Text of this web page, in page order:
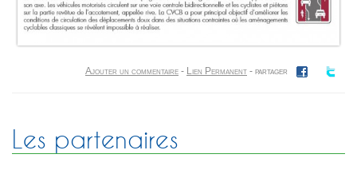
Ajouter un commentaire - Lien Permanent - partager
Les partenaires